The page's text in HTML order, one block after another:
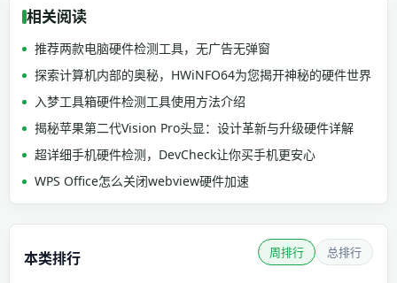
相关阅读
推荐两款电脑硬件检测工具，无广告无弹窗
探索计算机内部的奥秘，HWiNFO64为您揭开神秘的硬件世界
入梦工具箱硬件检测工具使用方法介绍
揭秘苹果第二代Vision Pro头显：设计革新与升级硬件详解
超详细手机硬件检测，DevCheck让你买手机更安心
WPS Office怎么关闭webview硬件加速
本类排行 周排行 总排行